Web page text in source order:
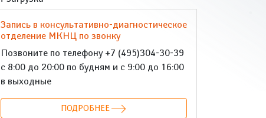
Запись в консультативно-диагностическое
отделение МКНЦ по звонку
Позвоните по телефону +7 (495)304-30-39
с 8:00 до 20:00 по будням и с 9:00 до 16:00
в выходные
ПОДРОБНЕЕ